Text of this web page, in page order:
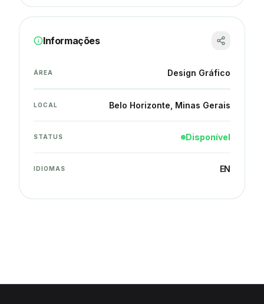
Informações
ÁREA Design Gráfico
LOCAL Belo Horizonte , Minas Gerais
STATUS Disponível
IDIOMAS EN